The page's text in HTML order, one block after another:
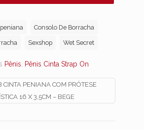
CINTA PENIANA COM PRÓTESE
16 X 3,5CM – BEGE
Pênis Pênis Cinta Strap On
Consolo De Borracha
Sexshop Wet Secret